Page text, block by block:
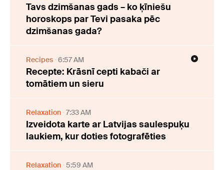
Tavs dzimšanas gads – ko ķīniešu
horoskops par Tevi pasaka pēc
dzimšanas gada?
Recipes 6:57 AM
Recepte: Krāsnī cepti kabači ar
tomātiem un sieru
Relaxation 7:33 AM
Izveidota karte ar Latvijas saulespuķu
laukiem, kur doties fotografēties
Relaxation 5:59 AM